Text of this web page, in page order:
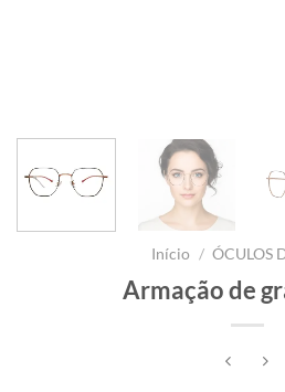
Início / ÓCULOS
Armação de